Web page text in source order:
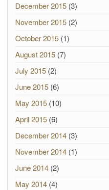
December 2015 (3)
November 2015 (2)
October 2015 (1)
August 2015 (7)
July 2015 (2)
June 2015 (6)
May 2015 (10)
April 2015 (6)
December 2014 (3)
November 2014 (1)
June 2014 (2)
May 2014 (4)